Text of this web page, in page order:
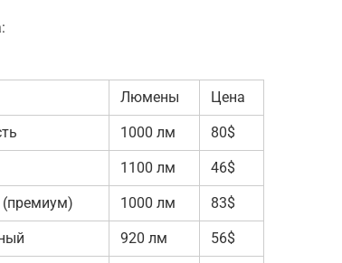
Люмены Цена
1000 лм 80$
1100 лм 46$
1000 лм 83$
920 лм 56$